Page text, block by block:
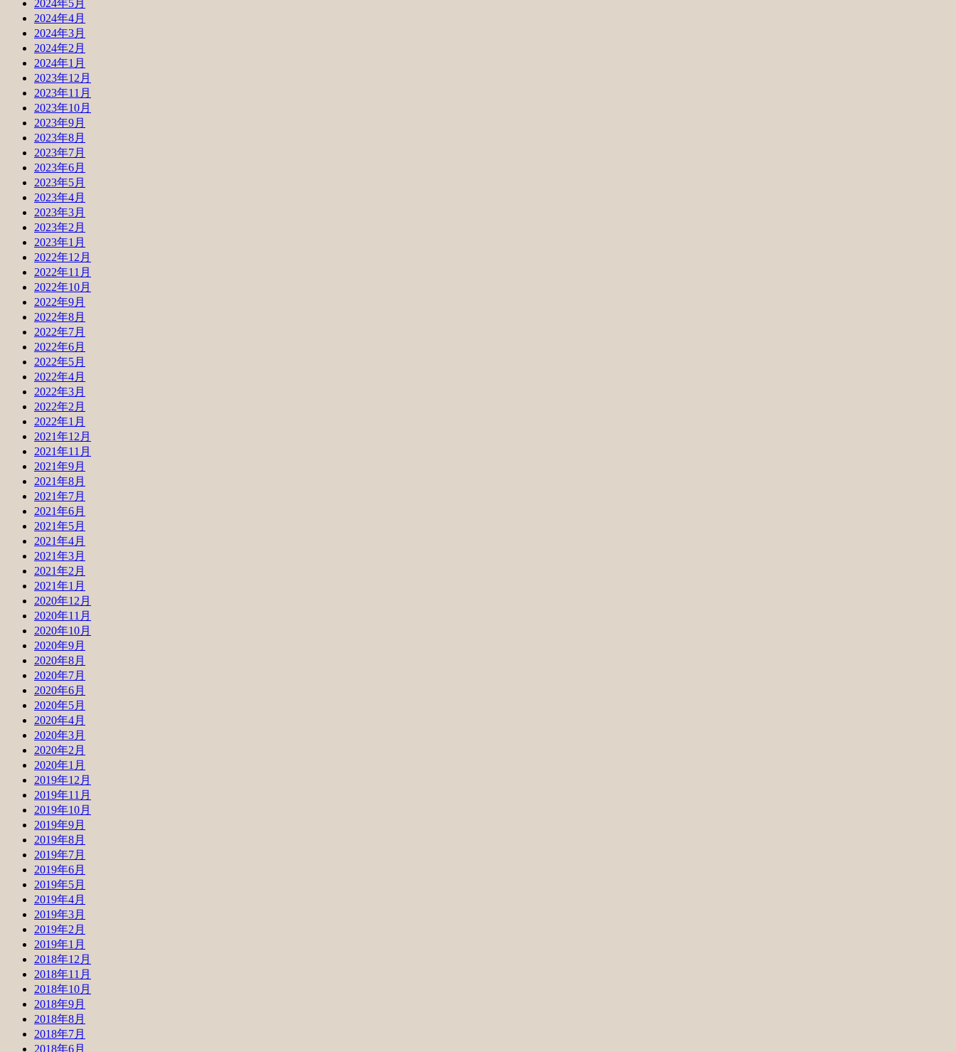
2024年5月
2024年4月
2024年3月
2024年2月
2024年1月
2023年12月
2023年11月
2023年10月
2023年9月
2023年8月
2023年7月
2023年6月
2023年5月
2023年4月
2023年3月
2023年2月
2023年1月
2022年12月
2022年11月
2022年10月
2022年9月
2022年8月
2022年7月
2022年6月
2022年5月
2022年4月
2022年3月
2022年2月
2022年1月
2021年12月
2021年11月
2021年9月
2021年8月
2021年7月
2021年6月
2021年5月
2021年4月
2021年3月
2021年2月
2021年1月
2020年12月
2020年11月
2020年10月
2020年9月
2020年8月
2020年7月
2020年6月
2020年5月
2020年4月
2020年3月
2020年2月
2020年1月
2019年12月
2019年11月
2019年10月
2019年9月
2019年8月
2019年7月
2019年6月
2019年5月
2019年4月
2019年3月
2019年2月
2019年1月
2018年12月
2018年11月
2018年10月
2018年9月
2018年8月
2018年7月
2018年6月